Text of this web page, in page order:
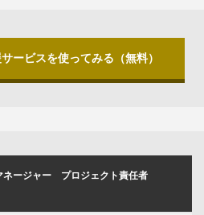
ービスを使ってみる（無料）
ネージャー プロジェクト責任者